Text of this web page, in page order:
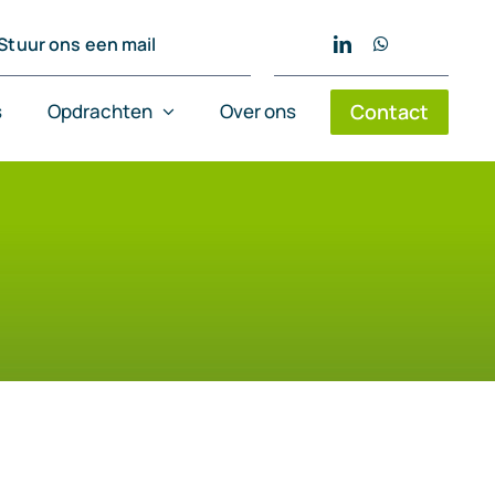
ons een mail
Opdrachten Over ons Contact